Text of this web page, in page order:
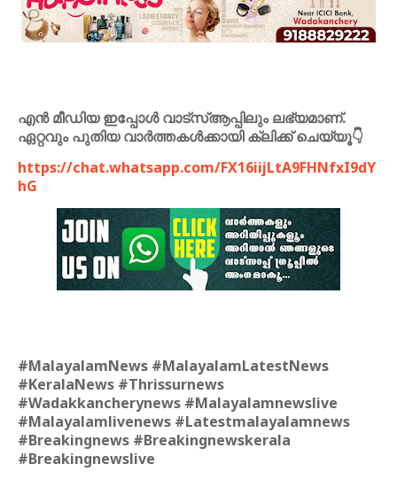
എൻ മീഡിയ ഇപ്പോൾ വാട്സ്ആപ്പിലും ലഭ്യമാണ്.
ഏറ്റവും പുതിയ വാർത്തകൾക്കായി ക്ലിക്ക് ചെയ്യൂ👇
https://chat.whatsapp.com/FX16iijLtA9FHNfxI9dY
hG
#MalayalamNews #MalayalamLatestNews
#KeralaNews #Thrissurnews
#Wadakkancherynews #Malayalamnewslive
#Malayalamlivenews #Latestmalayalamnews
#Breakingnews #Breakingnewskerala
#Breakingnewslive